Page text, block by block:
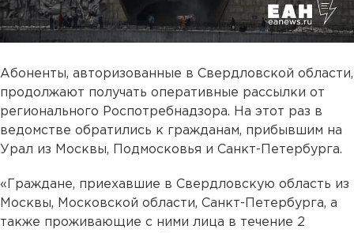
Абоненты, авторизованные в Свердловской области,
продолжают получать оперативные рассылки от
регионального Роспотребнадзора. На этот раз в
ведомстве обратились к гражданам, прибывшим на
Урал из Москвы, Подмосковья и Санкт-Петербурга.
«Граждане, приехавшие в Свердловскую область из
Москвы, Московской области, Санкт-Петербурга, а
также проживающие с ними лица в течение 2